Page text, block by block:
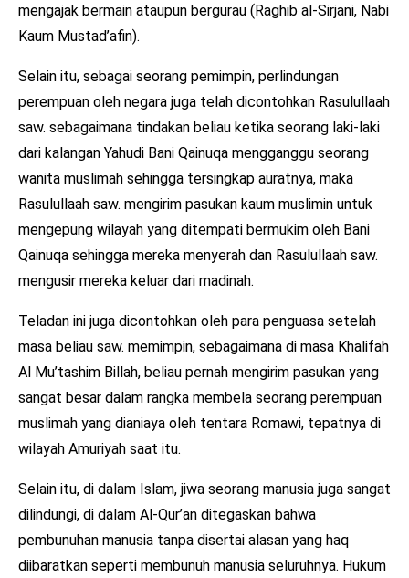
mengajak bermain ataupun bergurau (Raghib al-Sirjani, Nabi
Kaum Mustad’afin).
Selain itu, sebagai seorang pemimpin, perlindungan
perempuan oleh negara juga telah dicontohkan Rasulullaah
saw. sebagaimana tindakan beliau ketika seorang laki-laki
dari kalangan Yahudi Bani Qainuqa mengganggu seorang
wanita muslimah sehingga tersingkap auratnya, maka
Rasulullaah saw. mengirim pasukan kaum muslimin untuk
mengepung wilayah yang ditempati bermukim oleh Bani
Qainuqa sehingga mereka menyerah dan Rasulullaah saw.
mengusir mereka keluar dari madinah.
Teladan ini juga dicontohkan oleh para penguasa setelah
masa beliau saw. memimpin, sebagaimana di masa Khalifah
Al Mu’tashim Billah, beliau pernah mengirim pasukan yang
sangat besar dalam rangka membela seorang perempuan
muslimah yang dianiaya oleh tentara Romawi, tepatnya di
wilayah Amuriyah saat itu.
Selain itu, di dalam Islam, jiwa seorang manusia juga sangat
dilindungi, di dalam Al-Qur’an ditegaskan bahwa
pembunuhan manusia tanpa disertai alasan yang haq
diibaratkan seperti membunuh manusia seluruhnya. Hukum